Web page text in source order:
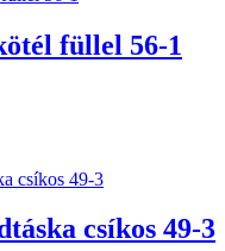
füllel 56-1
csíkos 49-3